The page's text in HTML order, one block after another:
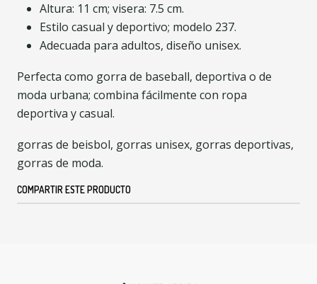
Altura: 11 cm; visera: 7.5 cm.
Estilo casual y deportivo; modelo 237.
Adecuada para adultos, diseño unisex.
Perfecta como gorra de baseball, deportiva o de
moda urbana; combina fácilmente con ropa
deportiva y casual.
gorras de beisbol, gorras unisex, gorras deportivas,
gorras de moda.
COMPARTIR ESTE PRODUCTO